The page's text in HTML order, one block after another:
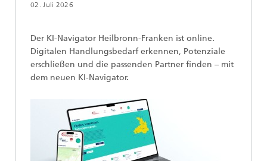
02. Juli 2026
Der KI-Navigator Heilbronn-Franken ist online.
Digitalen Handlungsbedarf erkennen, Potenziale
erschließen und die passenden Partner finden – mit
dem neuen KI-Navigator.